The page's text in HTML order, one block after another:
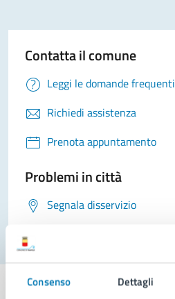
Consenso Dettagli
Contatta il comune
Leggi le domande frequenti
Richiedi assistenza
Prenota appuntamento
Problemi in città
Segnala disservizio